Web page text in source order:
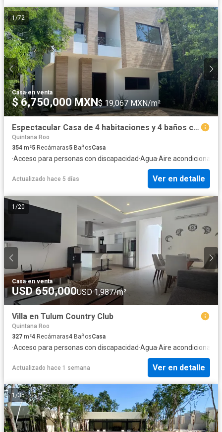
1/72
Casa·en venta
$ 6,750,000 MXN $ 19,067 MXN/m²
Espectacular Casa de 4 habitaciones y 4 baños completos en Residencial Privado.
Quintana Roo
354 m²5 Recámaras5 BañosCasa
·Acceso para personas con discapacidad·Agua·Aire acondicionado
Actualizado hace 5 días Ver en detalle
1 /20
Casa·en venta
USD 650,000USD 1,987/m²
Villa en Tulum Country Club
Quintana Roo
327 m²4 Recámaras4 BañosCasa
·Acceso para personas con discapacidad·Agua·Aire acondicionado
Actualizado hace 1 semana Ver en detalle
1 /35